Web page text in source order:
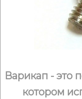
Варикап - это
котором